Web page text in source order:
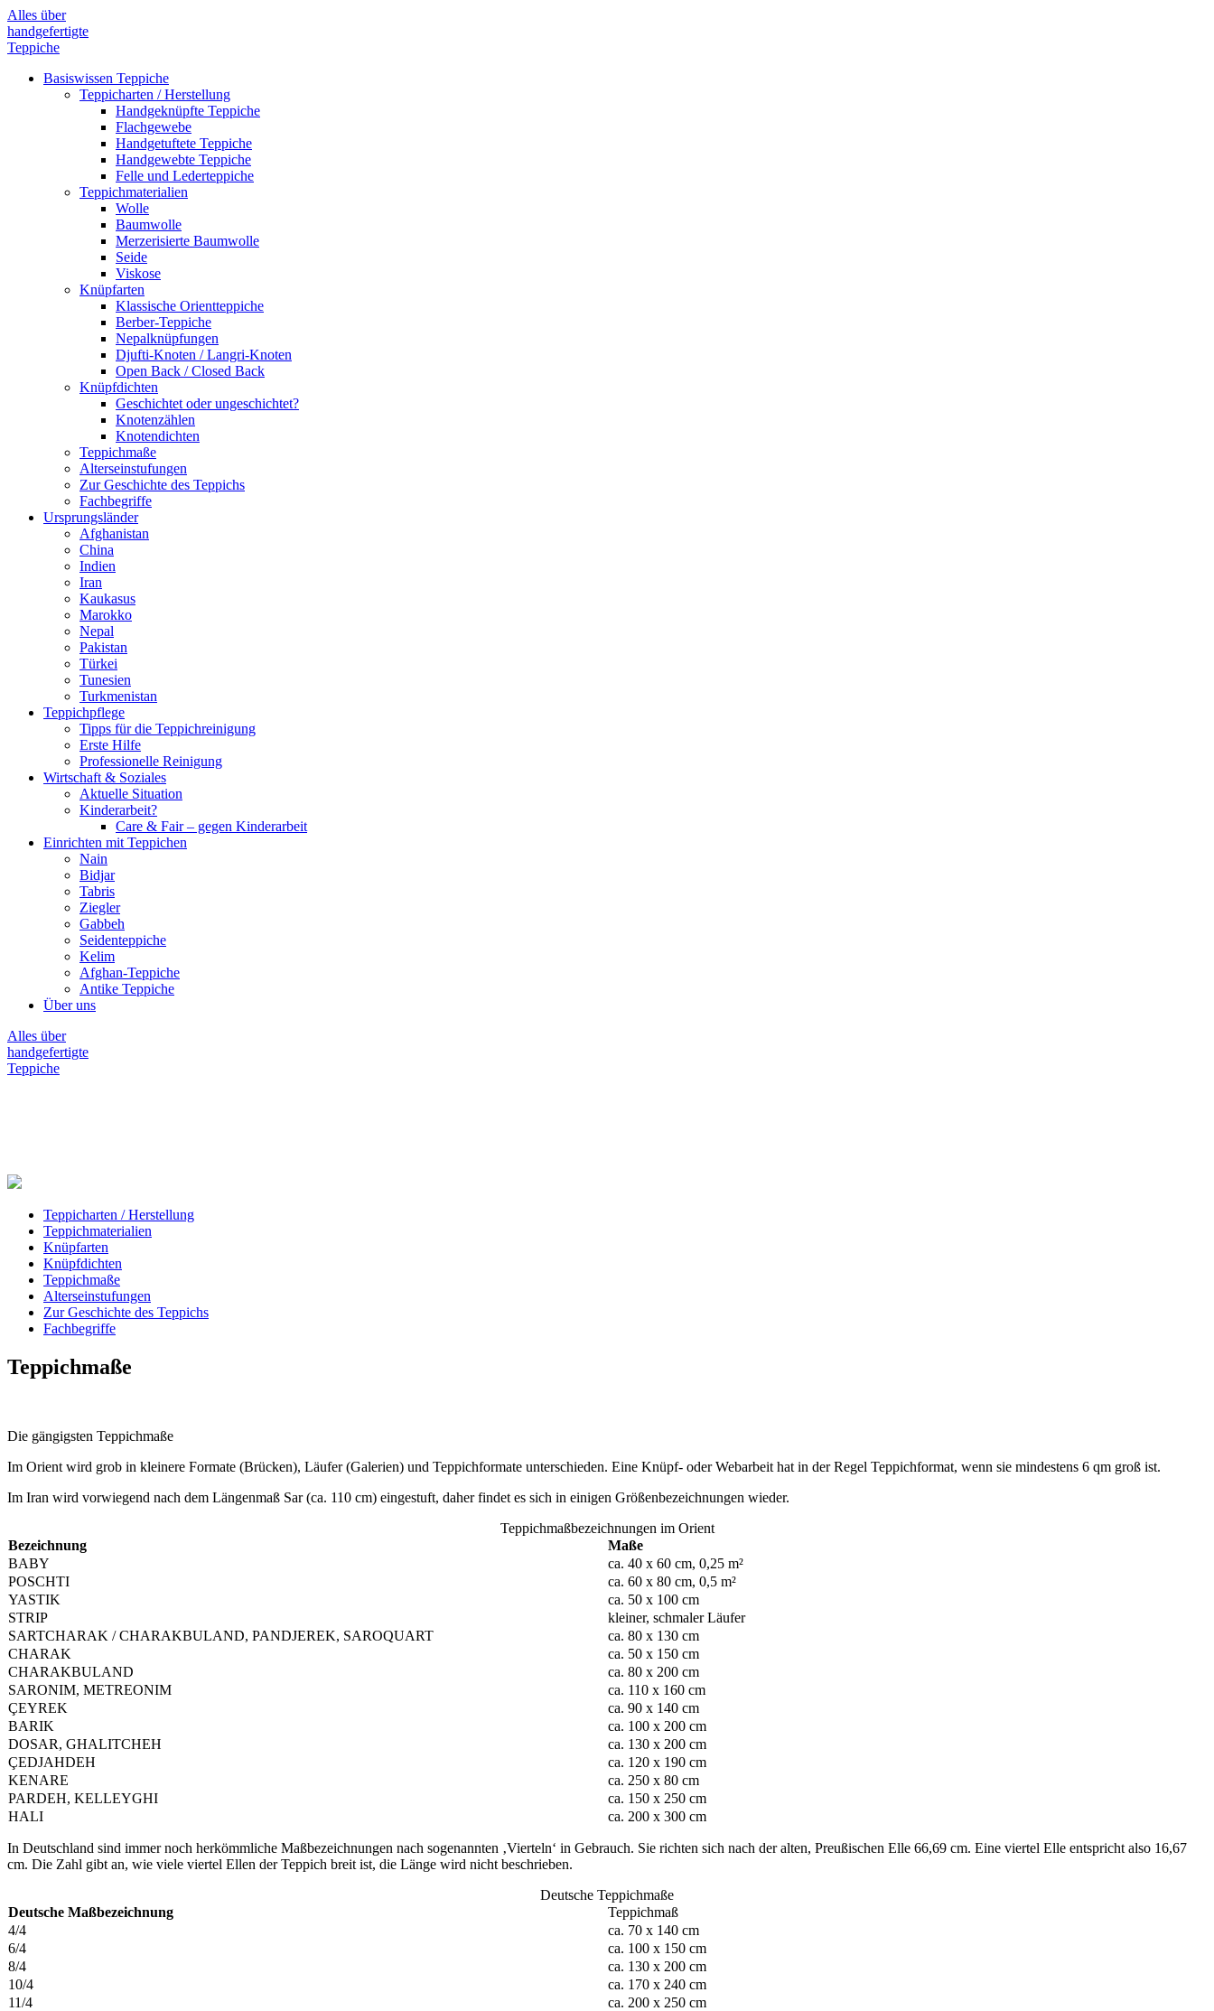
Alles über
handgefertigte
Teppiche
Basiswissen Teppiche
Teppich­arten / Her­stellung
Handgeknüpfte Teppiche
Flachgewebe
Handgetuftete Teppiche
Handgewebte Teppiche
Felle und Lederteppiche
Teppich­materialien
Wolle
Baumwolle
Merzerisierte Baumwolle
Seide
Viskose
Knüpfarten
Klassische Orientteppiche
Berber-Teppiche
Nepalknüpfungen
Djufti-Knoten / Langri-Knoten
Open Back / Closed Back
Knüpfdichten
Geschichtet oder ungeschichtet?
Knotenzählen
Knotendichten
Teppichmaße
Alterseinstufungen
Zur Geschichte des Teppichs
Fachbegriffe
Ursprungs­länder
Afghanistan
China
Indien
Iran
Kaukasus
Marokko
Nepal
Pakistan
Türkei
Tunesien
Turkmenistan
Teppich­pflege
Tipps für die Teppichreinigung
Erste Hilfe
Professionelle Reinigung
Wirtschaft & Soziales
Aktuelle Situation
Kinderarbeit?
Care & Fair – gegen Kinderarbeit
Einrichten mit Teppichen
Nain
Bidjar
Tabris
Ziegler
Gabbeh
Seidenteppiche
Kelim
Afghan-Teppiche
Antike Teppiche
Über uns
Alles über
handgefertigte
Teppiche
Teppich­arten / Her­stellung
Teppich­materialien
Knüpfarten
Knüpfdichten
Teppichmaße
Alterseinstufungen
Zur Geschichte des Teppichs
Fachbegriffe
Teppichmaße
Die gängigsten Teppichmaße
Im Orient wird grob in kleinere Formate (Brücken), Läufer (Galerien) und Teppichformate unterschieden. Eine Knüpf- oder Webarbeit hat in der Regel Teppichformat, wenn sie mindestens 6 qm groß ist.
Im Iran wird vorwiegend nach dem Längenmaß Sar (ca. 110 cm) eingestuft, daher findet es sich in einigen Größenbezeichnungen wieder.
Teppichmaßbezeichnungen im Orient
Bezeichnung
Maße
BABY
ca. 40 x 60 cm, 0,25 m²
POSCHTI
ca. 60 x 80 cm, 0,5 m²
YASTIK
ca. 50 x 100 cm
STRIP
kleiner, schmaler Läufer
SARTCHA­RAK / CHARAKBU­LAND, PANDJEREK, SAROQUART
ca. 80 x 130 cm
CHARAK
ca. 50 x 150 cm
CHARAKBULAND
ca. 80 x 200 cm
SARONIM, METREONIM
ca. 110 x 160 cm
ÇEYREK
ca. 90 x 140 cm
BARIK
ca. 100 x 200 cm
DOSAR, GHALITCHEH
ca. 130 x 200 cm
ÇEDJAHDEH
ca. 120 x 190 cm
KENARE
ca. 250 x 80 cm
PARDEH, KELLEYGHI
ca. 150 x 250 cm
HALI
ca. 200 x 300 cm
In Deutschland sind immer noch herkömmliche Maßbezeichnungen nach sogenannten ‚Vierteln‘ in Gebrauch. Sie richten sich nach der alten, Preußischen Elle 66,69 cm. Eine viertel Elle entspricht also 16,67
cm. Die Zahl gibt an, wie viele viertel Ellen der Teppich breit ist, die Länge wird nicht beschrieben.
Deutsche Teppichmaße
Deutsche Maßbezeichnung
Teppichmaß
4/4
ca. 70 x 140 cm
6/4
ca. 100 x 150 cm
8/4
ca. 130 x 200 cm
10/4
ca. 170 x 240 cm
11/4
ca. 200 x 250 cm